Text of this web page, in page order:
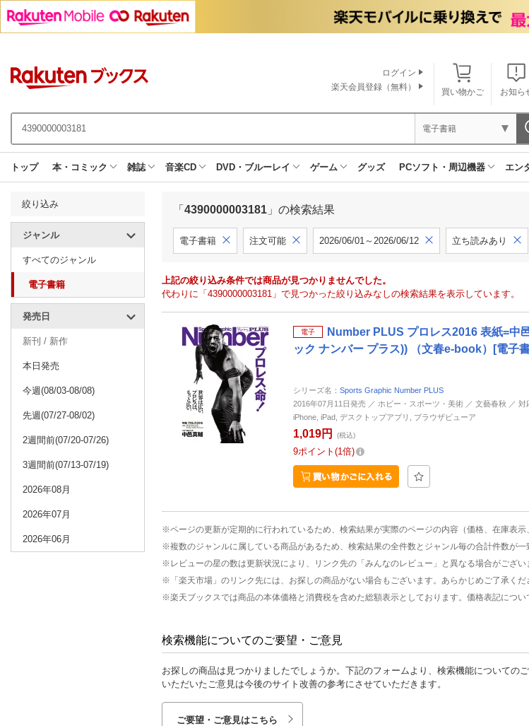
買い物かご お知ら
ログイン
楽天会員登録（無料）
電子書籍
トップ 本・コミック 雑誌 音楽CD DVD・ブルーレイ ゲーム グッズ PCソフト・周辺機器 エン
絞り込み
ジャンル
すべてのジャンル
電子書籍
発売日
新刊 / 新作
本日発売
今週(08/03-08/08)
先週(07/27-08/02)
2週間前(07/20-07/26)
3週間前(07/13-07/19)
2026年08月
2026年07月
2026年06月
「 4390000003181 」の検索結果
電子書籍 注文可能 2026/06/01～2026/06/12 立ち読みあり
上記の絞り込み条件では商品が見つかりませんでした。
代わりに「4390000003181」で見つかった絞り込みなしの検索結果を表示しています。
電子
Number PLUS プロレス2016 表紙=中
ック ナンバー プラス)) （文春e-book）[電子
シリーズ名： Sports Graphic Number PLUS
2016年07月11日発売 ／ ホビー・スポーツ・美術 ／ 文藝春秋 ／ 対
iPhone, iPad, デスクトップアプリ, ブラウザビューア
1,019円 (税込)
9ポイント 1倍
※ページの更新が定期的に行われているため、検索結果が実際のページの内容（価格、在庫表
※複数のジャンルに属している商品があるため、検索結果の全件数とジャンル毎の合計件数が一
※レビューの星の数は更新状況により、リンク先の「みんなのレビュー」と異なる場合がござい
※「楽天市場」のリンク先には、お探しの商品がない場合もございます。あらかじめご了承く
※楽天ブックスでは商品の本体価格と消費税を含めた総額表示としております。価格表記につい
検索機能についてのご要望・ご意見
お探しの商品は見つかりましたでしょうか。下記のフォームより、検索機能についての
いただいたご意見は今後のサイト改善の参考にさせていただきます。
ご要望・ご意見はこちら